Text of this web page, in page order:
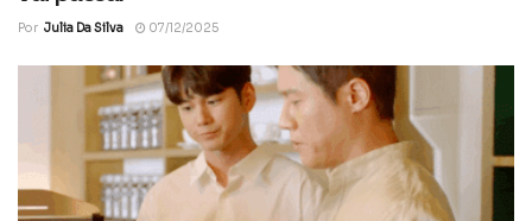
Por Julia Da Silva 07/12/2025